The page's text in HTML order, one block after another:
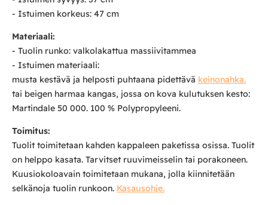
- Istuimen korkeus: 47 cm
Materiaali:
- Tuolin runko: valkolakattua massiivitammea
- Istuimen materiaali:
musta kestävä ja helposti puhtaana pidettävä keinonahka.
tai beigen harmaa kangas, jossa on kova kulutuksen kesto:
Martindale 50 000. 100 % Polypropyleeni.
Toimitus:
Tuolit toimitetaan kahden kappaleen paketissa osissa. Tuolit
on helppo kasata. Tarvitset ruuvimeisselin tai porakoneen.
Kuusiokoloavain toimitetaan mukana, jolla kiinnitetään
selkänoja tuolin runkoon. Kasausohje.